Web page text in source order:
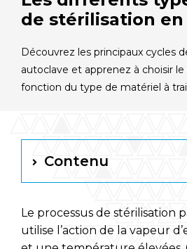
Français
RAYPA Portal
de stérilisation
Découvrez les principaux cycles
autoclave et apprenez à choisir
fonction du type de matériel à
Contenu
Le processus de stérilisation
utilise l’action de la vapeur